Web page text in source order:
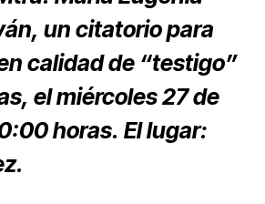
un citatorio para
calidad de “testigo”
el miércoles 27 de
horas. El lugar: